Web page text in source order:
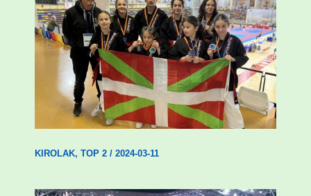
Wadokan garaile Espainiako txapelketan
14 dominarekin
KIROLAK, TOP 2/ 2024-03-11